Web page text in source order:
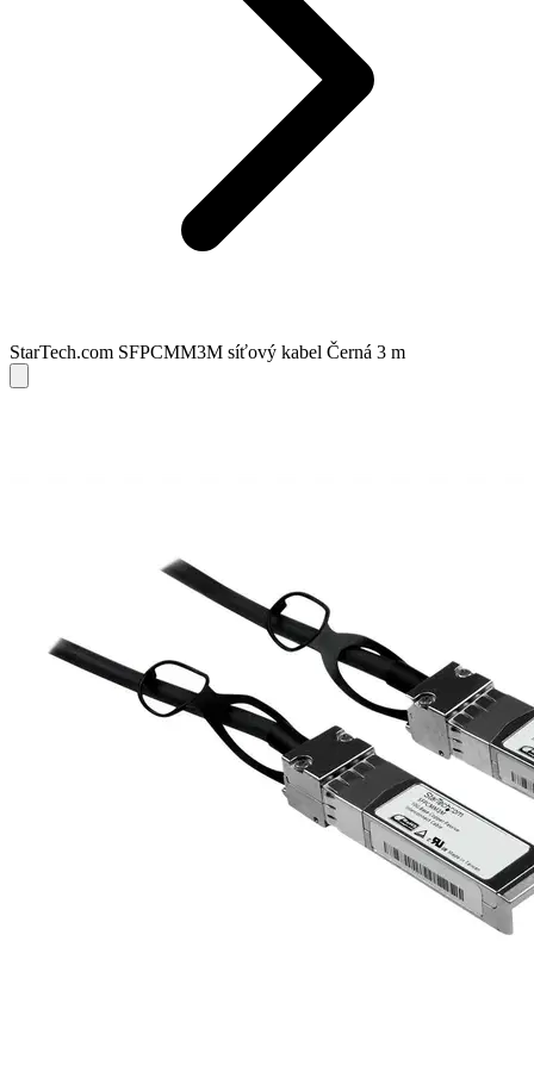
StarTech.com SFPCMM3M síťový kabel Černá 3 m